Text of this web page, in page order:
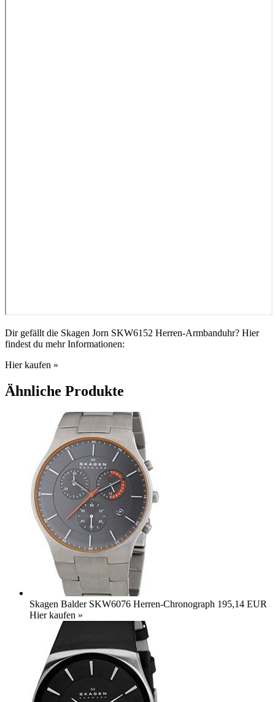
Dir gefällt die Skagen Jorn SKW6152 Herren-Armbanduhr? Hier
findest du mehr Informationen:
Hier kaufen »
Ähnliche Produkte
Skagen Balder SKW6076 Herren-Chronograph 195,14 EUR
Hier kaufen »